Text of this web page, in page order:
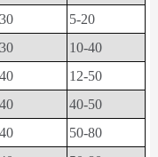
30
5-20
30
10-40
40
12-50
40
40-50
40
50-80